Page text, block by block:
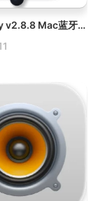
ToothFairy v2.8.8 Mac蓝牙设备快速切换工具